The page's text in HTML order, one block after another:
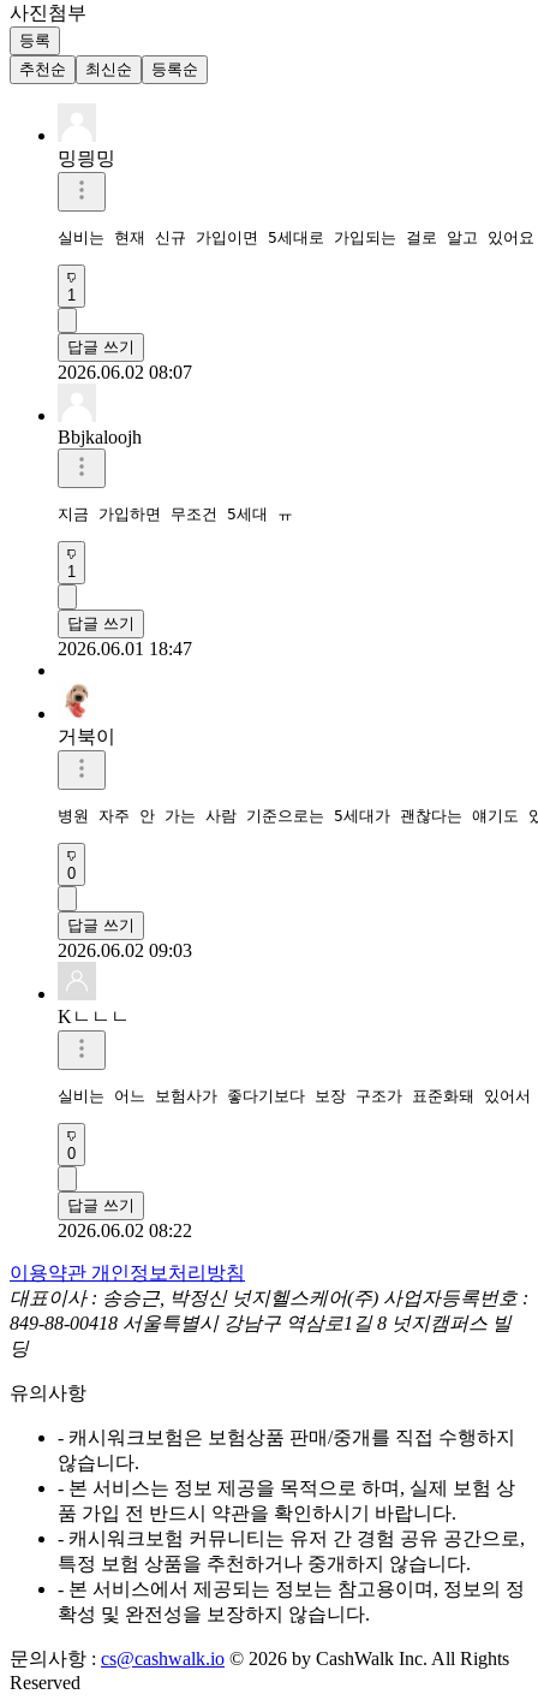
사진첨부
등록
추천순
최신순 등록순
밍믱밍
실비는 현재 신규 가입이면 5세대로 가입되는 걸로 알고 있어
1
답글 쓰기
2026.06.02 08:07
Bbjkaloojh
지금 가입하면 무조건 5세대 ㅠ
1
답글 쓰기
2026.06.01 18:47
거북이
병원 자주 안 가는 사람 기준으로는 5세대가 괜찮다는 얘기도
0
답글 쓰기
2026.06.02 09:03
Kㄴㄴㄴ
실비는 어느 보험사가 좋다기보다 보장 구조가 표준화돼 있
0
답글 쓰기
2026.06.02 08:22
이용약관 개인정보처리방침
대표이사 : 송승근, 박정신 넛지헬스케어(주) 사업자등록번호 :
849-88-00418 서울특별시 강남구 역삼로1길 8 넛지캠퍼스 빌
딩
유의사항
- 캐시워크보험은 보험상품 판매/중개를 직접 수행하지
않습니다.
- 본 서비스는 정보 제공을 목적으로 하며, 실제 보험 상
품 가입 전 반드시 약관을 확인하시기 바랍니다.
- 캐시워크보험 커뮤니티는 유저 간 경험 공유 공간으로,
특정 보험 상품을 추천하거나 중개하지 않습니다.
- 본 서비스에서 제공되는 정보는 참고용이며, 정보의 정
확성 및 완전성을 보장하지 않습니다.
문의사항 : cs@cashwalk.io © 2026 by CashWalk Inc. All Rights
Reserved